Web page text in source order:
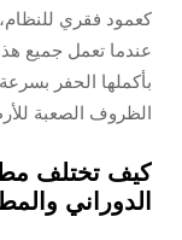
كعمود فقري
عندما تعمل جميع
بأكملها الحفر
الظروف الصعبة
الدوراني